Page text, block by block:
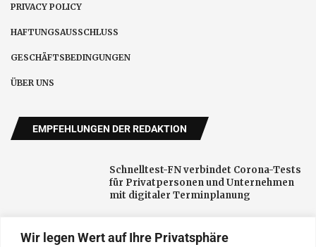
Wir legen Wert auf Ihre Privatsphäre
PRIVACY POLICY
HAFTUNGSAUSSCHLUSS
GESCHÄFTSBEDINGUNGEN
ÜBER UNS
EMPFEHLUNGEN DER REDAKTION
Schnelltest-FN verbindet Corona-Tests
für Privatpersonen und Unternehmen
mit digitaler Terminplanung
Neue öffentliche Aufmerksamkeit für